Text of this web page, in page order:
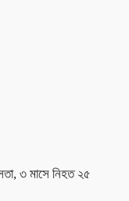
৩ মাসে নিহত ২৫